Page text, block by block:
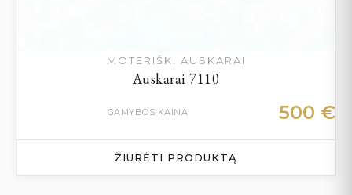
MOTERIŠKI AUSKARAI
Auskarai 7110
GAMYBOS KAINA 500 €
ŽIŪRĖTI PRODUKTĄ